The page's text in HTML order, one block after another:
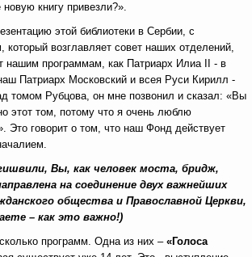
книгу привезли?».
этой библиотеки в Сербии, с
возглавляет совет наших отделений,
нашим программам, как Патриарх Илиа II - в
Патриарх Московский и всея Руси Кирилл -
томом Рубцова, он мне позвонил и сказал: «Вы
этот том, потому что я очень люблю
Это говорит о том, что наш Фонд действует
Вы, как человек моста, бридж,
на соединение двух важнейших
общества и Православной Церкви,
– как это важно!)
программ. Одна из них – «Голоса